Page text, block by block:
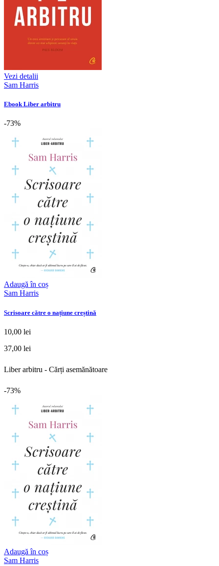
Vezi detalii
Sam Harris
Ebook Liber arbitru
-73%
Adaugă în coș
Sam Harris
Scrisoare către o națiune creștină
10,00 lei
37,00 lei
Liber arbitru - Cărți asemănătoare
-73%
Adaugă în coș
Sam Harris